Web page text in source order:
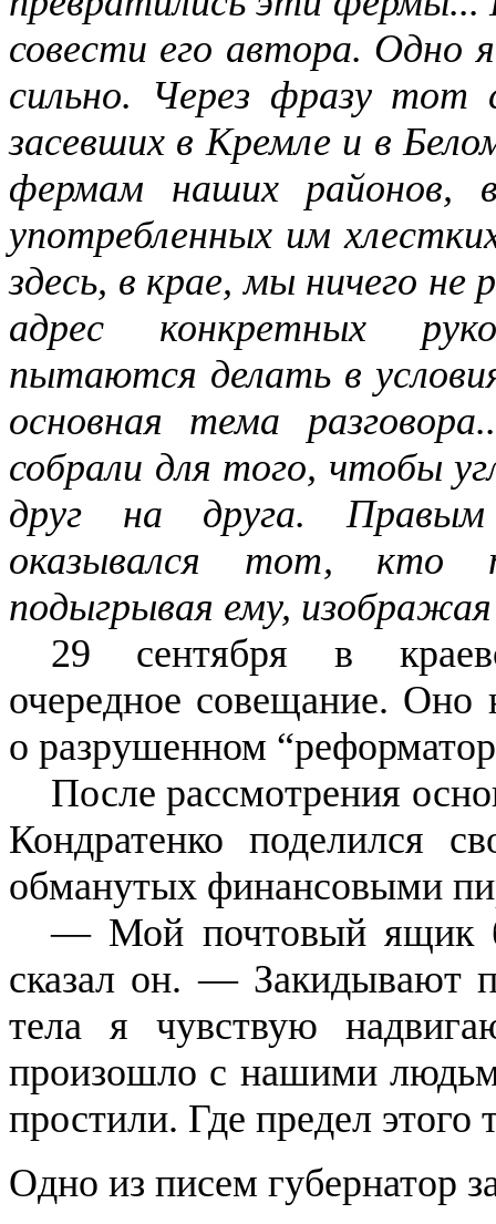
совести его автора. Одно
сильно. Через фразу тот
засевших в Кремле и в
фермам наших районов,
употребленных им
здесь, в крае, мы ничего не
адрес конкретных
пытаются делать в
основная тема
собрали для того, чтобы
друг на друга.
оказывался тот, кто
подыгрывая ему,
29 сентября в
очередное совещание. Оно
о разрушенном
После рассмотрения
Кондратенко поделился
обманутых финансовыми
— Мой почтовый ящик
сказал он. — Закидывают
тела я чувствую
произошло с нашими
простили. Где предел этого
Одно из писем губернатор